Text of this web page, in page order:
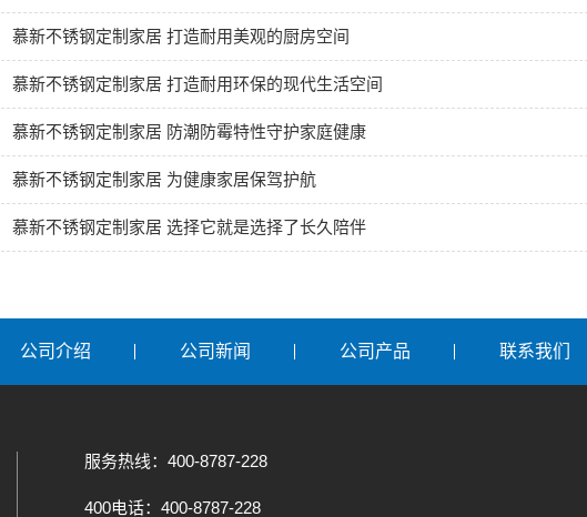
慕新不锈钢定制家居 打造耐用美观的厨房空间
慕新不锈钢定制家居 打造耐用环保的现代生活空间
慕新不锈钢定制家居 防潮防霉特性守护家庭健康
慕新不锈钢定制家居 为健康家居保驾护航
慕新不锈钢定制家居 选择它就是选择了长久陪伴
公司介绍 公司新闻 公司产品 联系我们
服务热线：400-8787-228
400电话：400-8787-228